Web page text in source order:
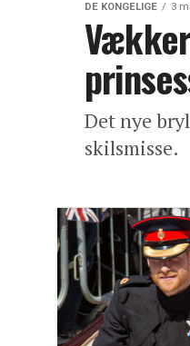
DE KONGELIGE 3
Det nye
skilsmisse.